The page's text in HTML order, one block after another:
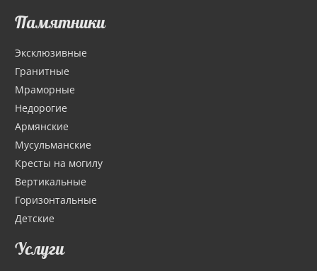
Памятники
Эксклюзивные
Гранитные
Мраморные
Недорогие
Армянские
Мусульманские
Кресты на могилу
Вертикальные
Горизонтальные
Детские
Услуги